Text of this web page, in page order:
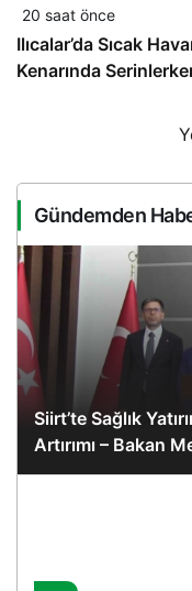
20 saat önce
Ilıcalar’da Sıcak
Kenarında
Gündemden
Siirt’te Sağlık
Artırımı – Bakan